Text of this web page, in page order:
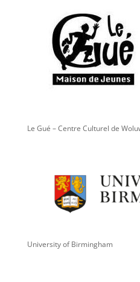
Le Gué – Centre Culturel de
University of Birmingham